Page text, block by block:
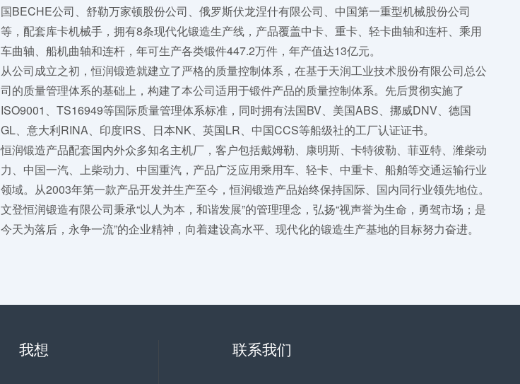
国BECHE公司、舒勒万家顿股份公司、俄罗斯伏龙涅什有限公司、中国第一重型机械股份公司
等，配套库卡机械手，拥有8条现代化锻造生产线，产品覆盖中卡、重卡、轻卡曲轴和连杆、乘用
车曲轴、船机曲轴和连杆，年可生产各类锻件447.2万件，年产值达13亿元。
从公司成立之初，恒润锻造就建立了严格的质量控制体系，在基于天润工业技术股份有限公司总公
司的质量管理体系的基础上，构建了本公司适用于锻件产品的质量控制体系。先后贯彻实施了
ISO9001、TS16949等国际质量管理体系标准，同时拥有法国BV、美国ABS、挪威DNV、德国
GL、意大利RINA、印度IRS、日本NK、英国LR、中国CCS等船级社的工厂认证证书。
恒润锻造产品配套国内外众多知名主机厂，客户包括戴姆勒、康明斯、卡特彼勒、菲亚特、潍柴动
力、中国一汽、上柴动力、中国重汽，产品广泛应用乘用车、轻卡、中重卡、船舶等交通运输行业
领域。从2003年第一款产品开发并生产至今，恒润锻造产品始终保持国际、国内同行业领先地位。
文登恒润锻造有限公司秉承“以人为本，和谐发展”的管理理念，弘扬“视声誉为生命，勇驾市场；是
今天为落后，永争一流”的企业精神，向着建设高水平、现代化的锻造生产基地的目标努力奋进。
我想 联系我们